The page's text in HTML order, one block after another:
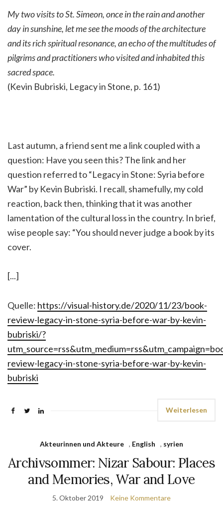
My two visits to St. Simeon, once in the rain and another
day in sunshine, let me see the moods of the architecture
and its rich spiritual resonance, an echo of the multitudes of
pilgrims and practitioners who visited and inhabited this
sacred space.
(Kevin Bubriski, Legacy in Stone, p. 161)
Last autumn, a friend sent me a link coupled with a
question: Have you seen this? The link and her
question referred to “Legacy in Stone: Syria before
War” by Kevin Bubriski. I recall, shamefully, my cold
reaction, back then, thinking that it was another
lamentation of the cultural loss in the country. In brief,
wise people say: “You should never judge a book by its
cover.
[...]
Quelle: https://visual-history.de/2020/11/23/book-
review-legacy-in-stone-syria-before-war-by-kevin-
bubriski/?
review-legacy-in-stone-syria-before-war-by-kevin-
bubriski
Weiterlesen
Akteurinnen und Akteure , English , syrien
Archivsommer: Nizar Sabour: Places
and Memories, War and Love
5. Oktober 2019 Keine Kommentare